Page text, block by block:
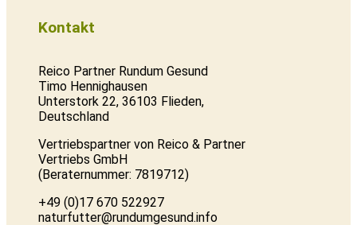
Kontakt
Reico Partner Rundum Gesund
Timo Hennighausen
Unterstork 22, 36103 Flieden,
Deutschland
Vertriebspartner von Reico & Partner
Vertriebs GmbH
(Beraternummer: 7819712)
+49 (0)17 670 522927
naturfutter@rundumgesund.info